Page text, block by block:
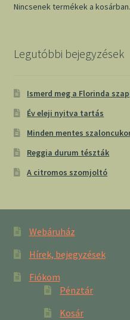
Nincsenek termékek a kosárban.
Legutóbbi bejegyzések
Ismerd meg a Florinda
Év eleji nyitva tartás
Minden mentes
Reggia durum tészták
A citromos szomjoltó
Webáruház
Hírek, bejegyzések
Fiókom
Pénztár
Kosár